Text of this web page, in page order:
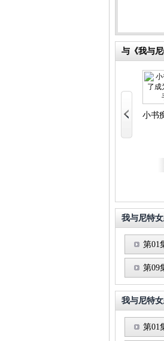
与《我与
落第贤者的学院无双第二回
小书
我与尼特
第01
第09
我与尼特
第01